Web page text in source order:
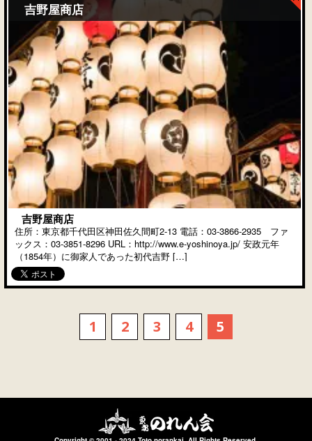
吉野屋商店
吉野屋商店
住所：東京都千代田区神田佐久間町2-13 電話：03-3866-2935 ファ
ックス：03-3851-8296 URL：http://www.e-yoshinoya.jp/ 安政元年
（1854年）に御家人であった初代吉野 […]
1 2 3 4 5